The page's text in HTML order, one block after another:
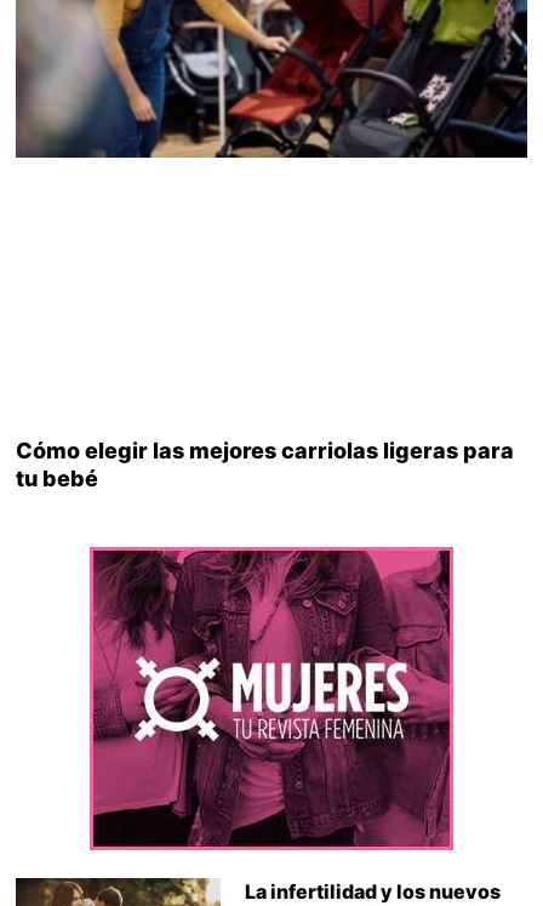
Cómo elegir las mejores carriolas ligeras para
tu bebé
La infertilidad y los nuevos